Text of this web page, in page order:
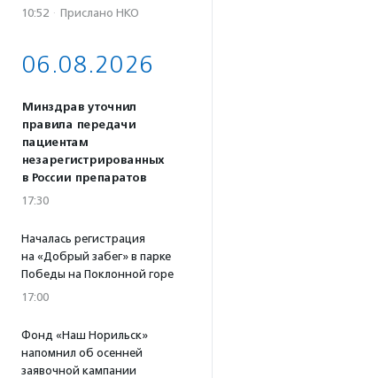
10:52 · Прислано НКО
06.08.2026
Минздрав уточнил
правила передачи
пациентам
незарегистрированных
в России препаратов
17:30
Началась регистрация
на «Добрый забег» в парке
Победы на Поклонной горе
17:00
Фонд «Наш Норильск»
напомнил об осенней
заявочной кампании